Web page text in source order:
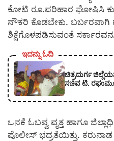
ಕೋಟಿ ರೂ.ಪರಿಹಾರ ಘೋಷಿಸಿ
ನೌಕರಿ ಕೊಡಬೇಕು. ಬರ್ಬರವಾಗಿ
ಶಿಕ್ಷೆಗೊಳಪಡಿಸುವಂತೆ
ಇದನ್ನು ಓದಿ
ಚಿತ್ರದುರ್ಗ
ಸಚಿವ ಟಿ.
ಒನಕೆ ಓಬವ್ವ ವೃತ್ತ ಹಾಗೂ
ಪೊಲೀಸ್ ಭದ್ರತೆಯಿತ್ತು. ಕರುನಾಡ